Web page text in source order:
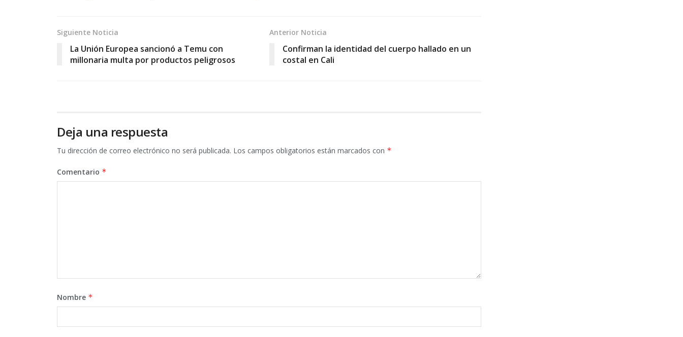
Siguiente Noticia
La Unión Europea sancionó a Temu con
millonaria multa por productos peligrosos
Anterior Noticia
Confirman la identidad del cuerpo hallado en un
costal en Cali
Deja una respuesta
Tu dirección de correo electrónico no será publicada. Los campos obligatorios están marcados con *
Comentario *
Nombre *